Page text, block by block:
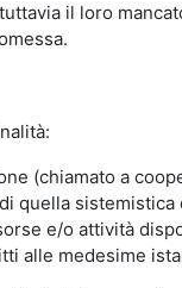
il loro
(chiamato a
quella sistemistica
e/o attività
alle medesime